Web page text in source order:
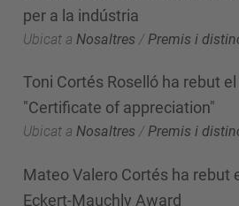
per a la indústria
Ubicat a Nosaltres / Premis i
Toni Cortés Roselló ha rebut el
"Certificate of appreciation"
Ubicat a Nosaltres /Premis i
Mateo Valero Cortés ha rebut
Eckert-Mauchly Award